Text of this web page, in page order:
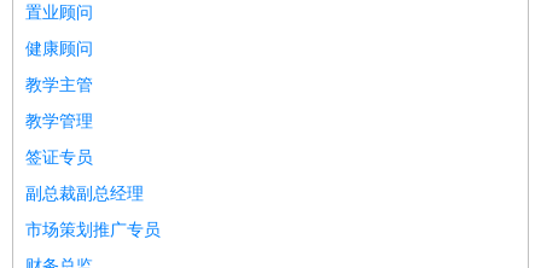
置业顾问
健康顾问
教学主管
教学管理
签证专员
副总裁副总经理
市场策划推广专员